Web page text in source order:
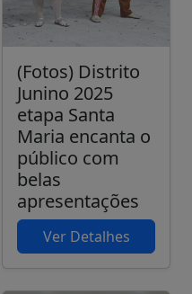
(Fotos) Distrito
Junino 2025
etapa Santa
Maria encanta o
público com
belas
apresentações
Ver Detalhes